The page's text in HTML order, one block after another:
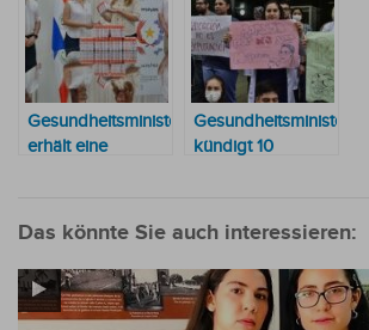
Gesundheitsministerium
erhält eine
Gesundheitsministerium
kündigt 10
Grundgehalt für
Das könnte Sie auch interessieren: